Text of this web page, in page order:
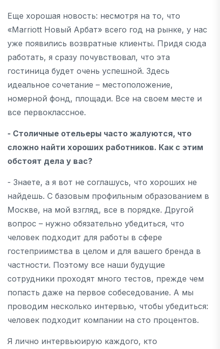
Еще хорошая новость: несмотря на то, что
«Marriott Новый Арбат» всего год на рынке, у нас
уже появились возвратные клиенты. Придя сюда
работать, я сразу почувствовал, что эта
гостиница будет очень успешной. Здесь
идеальное сочетание – местоположение,
номерной фонд, площади. Все на своем месте и
все первоклассное.
- Столичные отельеры часто жалуются, что
сложно найти хороших работников. Как с этим
обстоят дела у вас?
- Знаете, а я вот не соглашусь, что хороших не
найдешь. С базовым профильным образованием в
Москве, на мой взгляд, все в порядке. Другой
вопрос – нужно обязательно убедиться, что
человек подходит для работы в сфере
гостеприимства в целом и для вашего бренда в
частности. Поэтому все наши будущие
сотрудники проходят много тестов, прежде чем
попасть даже на первое собеседование. А мы
проводим несколько интервью, чтобы убедиться:
человек подходит компании на сто процентов.
Я лично интервьюирую каждого, кто